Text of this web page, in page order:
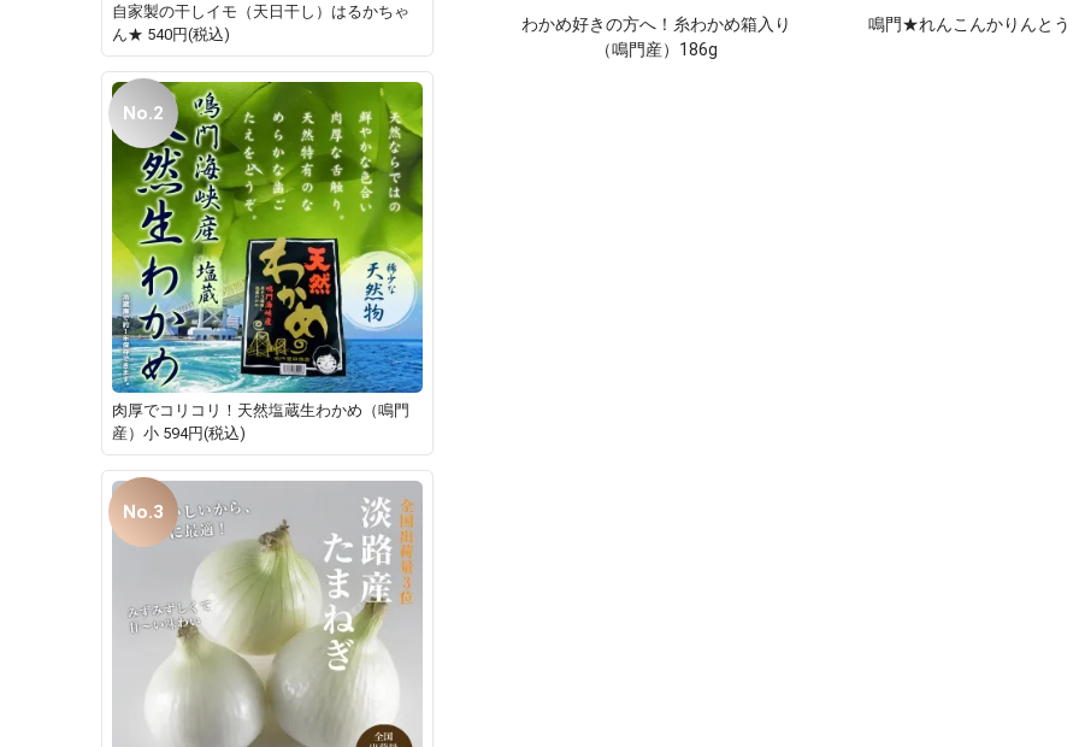
わかめ好きの方へ！糸わかめ箱入り
（鳴門産）186g
鳴門★れんこんかりんと
自家製の干しイモ（天日干し）はるかちゃ
ん★ 540円(税込)
No.2
肉厚でコリコリ！天然塩蔵生わかめ（鳴門
産）小 594円(税込)
No.3